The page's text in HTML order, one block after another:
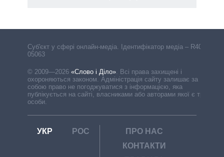
Cуб'єкт у сфері онлайн-медіа. Ідентифікатор медіа – R40-
05063
© 2009—2026 «Слово і Діло» Всі права захищені і
охороняються законом. Адміністрація сайту залишає за
собою право не погоджуватися з інформацією, яка
публікується на сайті, власниками або авторами якої є треті
особи.
УКР РОС
ПРО НАС
КОНТАКТИ